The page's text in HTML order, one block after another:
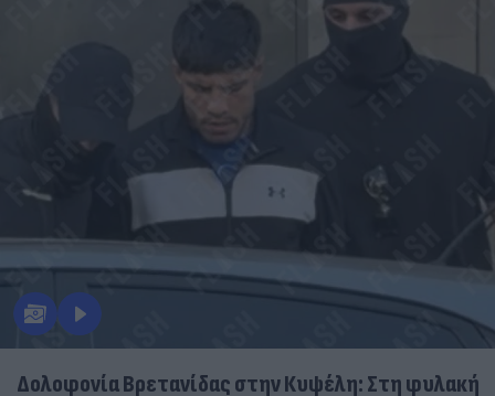
Δολοφονία Βρετανίδας στην Κυψέλη: Στη φυλακή